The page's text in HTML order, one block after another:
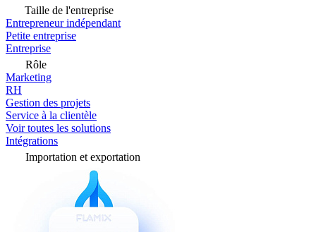
Taille de l'entreprise
Entrepreneur indépendant
Petite entreprise
Entreprise
Rôle
Marketing
RH
Gestion des projets
Service à la clientèle
Voir toutes les solutions
Intégrations
Importation et exportation